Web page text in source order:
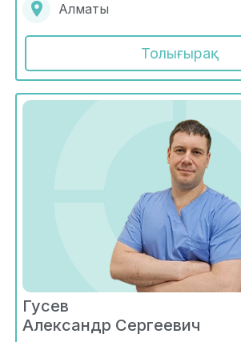
Алматы
Толығырақ
Гусев
Александр Сергеевич